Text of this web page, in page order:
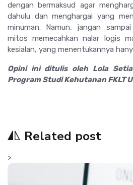
dengan bermaksud agar
dahulu dan menghargai yang
minuman. Namun, jangan
mitos memecahkan nalar logis
kesialan, yang menentukannya
Opini ini ditulis oleh Lola
Program Studi Kehutanan FKLT
Related post
>